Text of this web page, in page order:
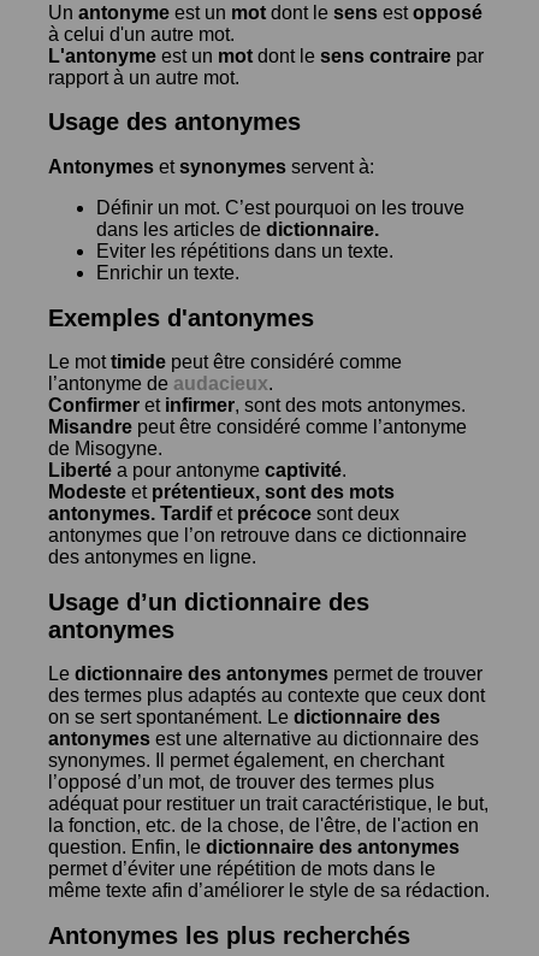
Un antonyme est un mot dont le sens estopposé
à celui d'un autre mot.
L'antonyme est un mot dont le sens contraire par
rapport à un autre mot.
Usage des antonymes
Antonymes etsynonymes servent à:
Définir un mot. C’est pourquoi on les trouve
dans les articles de dictionnaire.
Eviter les répétitions dans un texte.
Enrichir un texte.
Exemples d'antonymes
Le mottimide peut être considéré comme
l’antonyme de audacieux.
Confirmer et infirmer, sont des mots antonymes.
Misandre peut être considéré comme l’antonyme
de Misogyne.
Liberté a pour antonyme captivité.
Modeste et prétentieux, sont des mots
antonymes. Tardifet précoce sont deux
antonymes que l’on retrouve dans ce dictionnaire
des antonymes en ligne.
Usage d’un dictionnaire des
antonymes
Le dictionnaire des antonymes permet de trouver
des termes plus adaptés au contexte que ceux dont
on se sert spontanément. Le dictionnaire des
antonymes est une alternative au dictionnaire des
synonymes. Il permet également, en cherchant
l’opposé d’un mot, de trouver des termes plus
adéquat pour restituer un trait caractéristique, le but,
la fonction, etc. de la chose, de l'être, de l'action en
question. Enfin, le dictionnaire des antonymes
permet d’éviter une répétition de mots dans le
même texte afin d’améliorer le style de sa rédaction.
Antonymes les plus recherchés